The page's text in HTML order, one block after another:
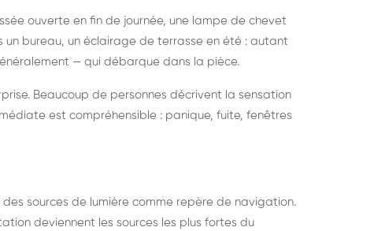
ouverte en fin de journée, une lampe de chevet
bureau, un éclairage de terrasse en été : autant
— qui débarque dans la pièce.
Beaucoup de personnes décrivent la sensation
est compréhensible : panique, fuite, fenêtres
sources de lumière comme repère de navigation.
deviennent les sources les plus fortes du